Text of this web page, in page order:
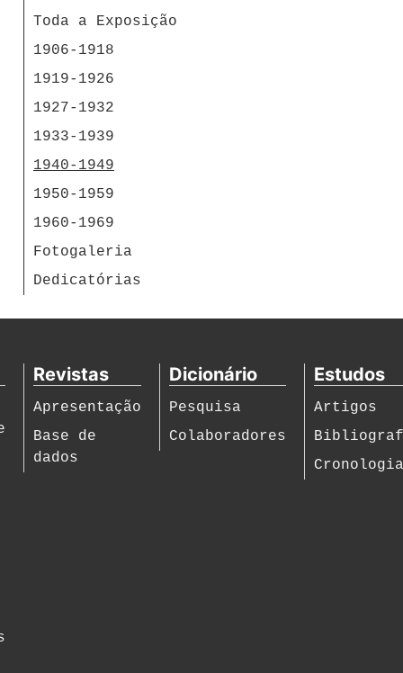
Toda a Exposição
1906-1918
1919-1926
1927-1932
1933-1939
1940-1949
1950-1959
1960-1969
Fotogaleria
Dedicatórias
Revistas
Apresentação
Base de
dados
Dicionário
Pesquisa
Colaboradores
Estudos
Artigos